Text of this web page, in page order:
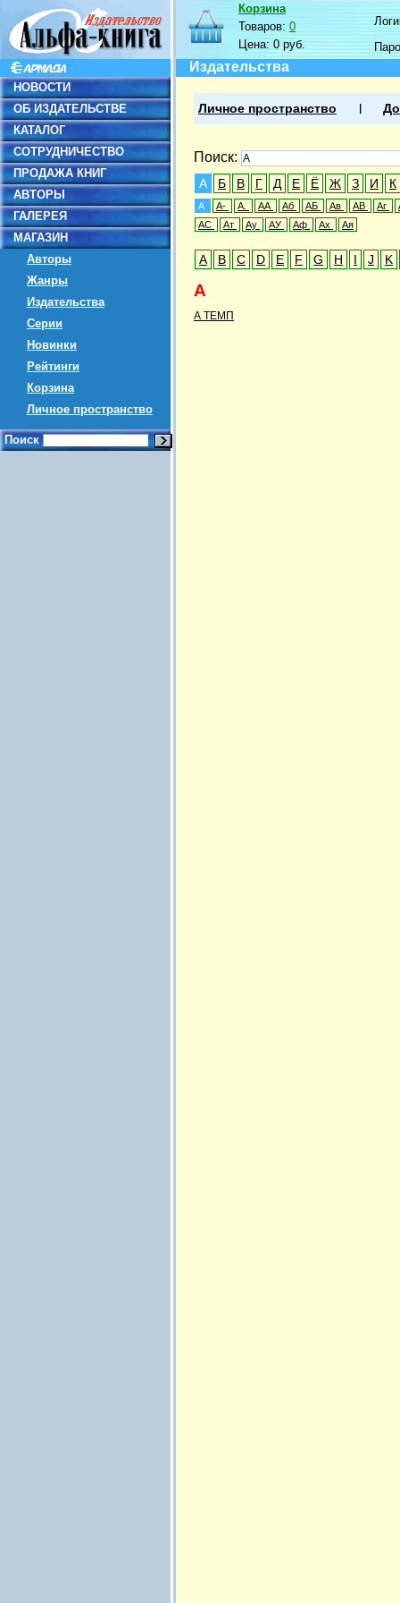
НОВОСТИ
ОБ ИЗДАТЕЛЬСТВЕ
КАТАЛОГ
СОТРУДНИЧЕСТВО
ПРОДАЖА КНИГ
АВТОРЫ
ГАЛЕРЕЯ
МАГАЗИН
Авторы
Жанры
Издательства
Серии
Новинки
Рейтинги
Корзина
Личное пространство
Поиск
Корзина
Товаров:0
Цена:0 руб.
Издательства
Личное пространство
Поиск:
А Б В Г Д Е Ё Ж З И К
А А- А. АА Аб АБ Ав АВ Аг
АС
Ат Ау АУ Аф Ах Ая
A B C D E F G H I J K
А
А ТЕМП